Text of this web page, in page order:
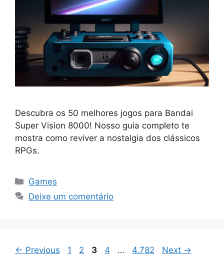
Descubra os 50 melhores jogos para Bandai
Super Vision 8000! Nosso guia completo te
mostra como reviver a nostalgia dos clássicos
RPGs.
Categorias
Games
Deixe um comentário
← Previous Page
1 Page
2 Page
3 Page
4 … Page
4.782 Next →